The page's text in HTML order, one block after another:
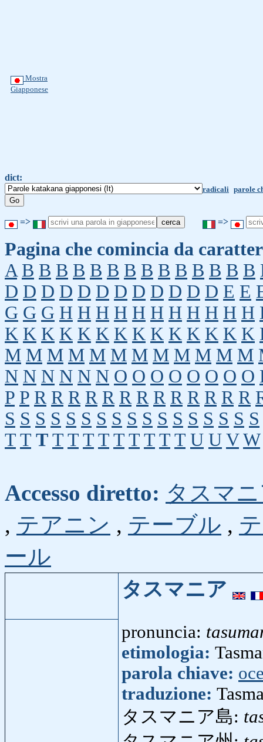
Mostra
Giapponese
dict:
radicali parole
=> =>
Pagina che comincia da
A B B B B B B B B B B B B B B
D D D D D D D D D D D D E E
G G G H H H H H H H H H H H
K K K K K K K K K K K K K K
M M M M M M M M M M M M
N N N N N N O O O O O O O O
P P R R R R R R R R R R R R R
S S S S S S S S S S S S S S S S S
T T T T T T T T T T T T U U V W
Accesso diretto: タスマ
, テアニン , テーブル ,
ール
タスマニア
pronuncia:
etimologia:
parola chiave:
traduzione:
タスマニア島: